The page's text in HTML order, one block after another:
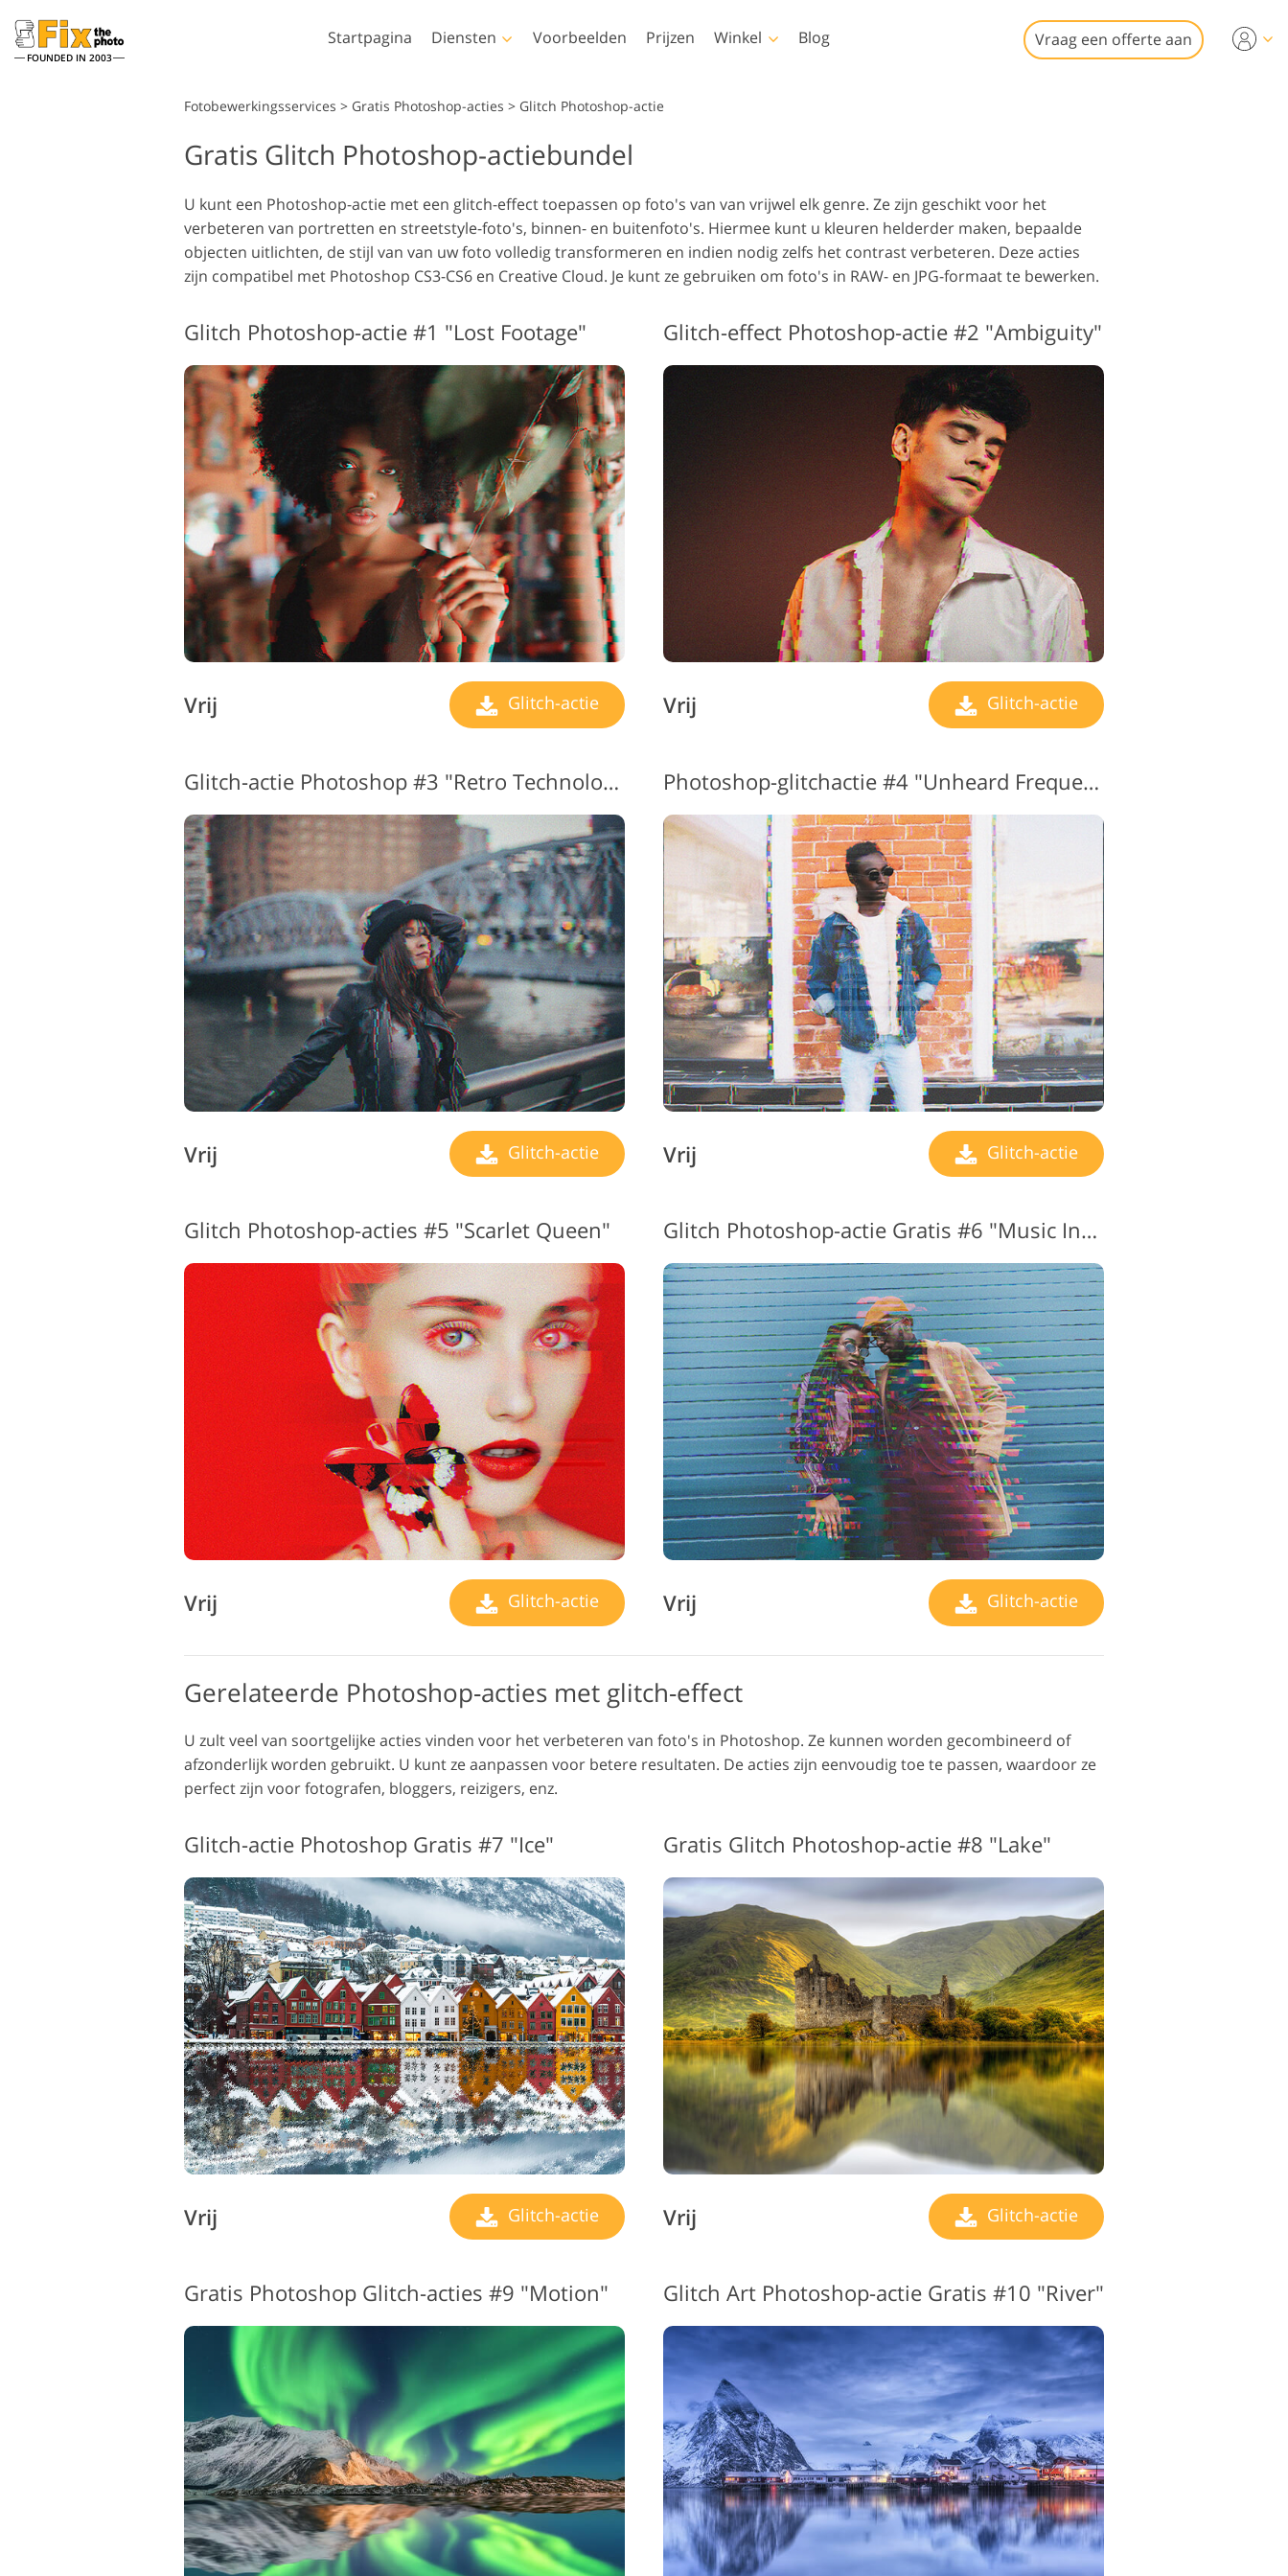
FOUNDED IN 2003
Startpagina Diensten
onroerend goed
Trouwfoto's bewerken
modellen voor kleding
Fotomanipulatie Foto Restauratie
Productfoto's bewerken Sieraden Fotobewerking AI-trainingsgegevens Videobewerkingsservices
Voorbeelden Prijzen Winkel
Lightroom
Lightroom-
LR-vooraf ingestelde
collecties
Voorinstellingen voor
beste aanbieding
Photoshop
Photoshop-acties
Photoshop-overlays
Photoshop-texturen
Volledige collecties van
Ps-acties
bundels
Templates
Alle sjablonen
Valentijnskaarten
Huwelijksuitnodigingen
Uitnodiging voor een
kinderfeestje
Professionele video-
overlays
Blog Vraag een offerte aan
Fotobewerkingsservices > Gratis Photoshop-acties > Glitch Photoshop-actie
Gratis Glitch Photoshop-actiebundel
U kunt een Photoshop-actie met een glitch-effect toepassen op foto's van van vrijwel elk genre. Ze zijn geschikt voor het
verbeteren van portretten en streetstyle-foto's, binnen- en buitenfoto's. Hiermee kunt u kleuren helderder maken, bepaalde
objecten uitlichten, de stijl van van uw foto volledig transformeren en indien nodig zelfs het contrast verbeteren. Deze acties
zijn compatibel met Photoshop CS3-CS6 en Creative Cloud. Je kunt ze gebruiken om foto's in RAW- en JPG-formaat te bewerken.
Glitch Photoshop-actie #1 "Lost Footage"
Vrij Glitch-actie
Glitch-effect Photoshop-actie #2 "Ambiguity"
Vrij Glitch-actie
Glitch-actie Photoshop #3 "Retro Technology"
Vrij Glitch-actie
Photoshop-glitchactie #4 "Unheard Frequency"
Vrij Glitch-actie
Glitch Photoshop-acties #5 "Scarlet Queen"
Vrij Glitch-actie
Glitch Photoshop-actie Gratis #6 "Music Inside"
Vrij Glitch-actie
Gerelateerde Photoshop-acties met glitch-effect
U zult veel van soortgelijke acties vinden voor het verbeteren van foto's in Photoshop. Ze kunnen worden gecombineerd of
afzonderlijk worden gebruikt. U kunt ze aanpassen voor betere resultaten. De acties zijn eenvoudig toe te passen, waardoor ze
perfect zijn voor fotografen, bloggers, reizigers, enz.
Glitch-actie Photoshop Gratis #7 "Ice"
Vrij Glitch-actie
Gratis Glitch Photoshop-actie #8 "Lake"
Vrij Glitch-actie
Gratis Photoshop Glitch-acties #9 "Motion" Glitch Art Photoshop-actie Gratis #10 "River"